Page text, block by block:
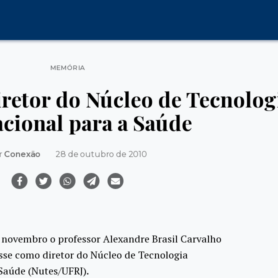
Categorias
MEMÓRIA
do Núcleo de
para a Saúde
Conexão 28 de outubro de 2010
o professor Alexandre Brasil Carvalho
como diretor do Núcleo de Tecnologia
(Nutes/UFRJ).